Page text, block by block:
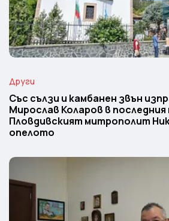
Други
Със сълзи и камбанен звън
Мирослав Коларов в последния
Пловдивският митрополит
опелото